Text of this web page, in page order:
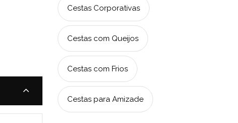
Cestas Corporativas
Cestas com Queijos
Cestas com Frios
Cestas para Amizade